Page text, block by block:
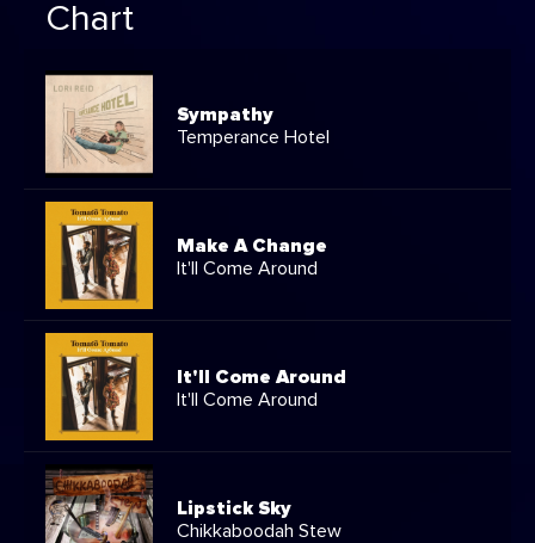
Chart
Sympathy
Temperance Hotel
Make A Change
It'll Come Around
It'll Come Around
It'll Come Around
Lipstick Sky
Chikkaboodah Stew